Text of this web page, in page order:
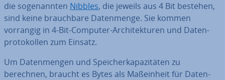
die so­ge­nann­ten Nibbles, die jeweils aus 4 Bit bestehen,
sind keine brauch­ba­re Da­ten­men­ge. Sie kommen
vorrangig in 4-Bit-Computer-Ar­chi­tek­tu­ren und Da­ten­
pro­to­kol­len zum Einsatz.
Um Da­ten­men­gen und Spei­cher­ka­pa­zi­tä­ten zu
berechnen, braucht es Bytes als Maß­ein­heit für Da­ten­